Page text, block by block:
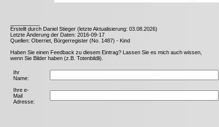
Erstellt durch Daniel Stieger (letzte Aktualisierung: 03.08.2026)
Letzte Änderung der Daten: 2016-09-17
Quellen: Oberriet, Bürgerregister (No. 1487) - Kind
Haben Sie einen Feedback zu diesem Eintrag? Lassen Sie es mich auch wissen,
wenn Sie Bilder haben (z.B. Totenbildli).
Ihr
Name:
Ihre e-
Mail
Adresse: